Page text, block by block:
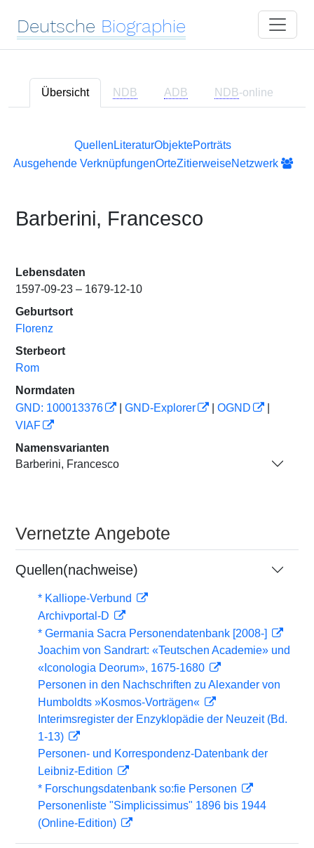
Deutsche Biographie
Übersicht NDB ADB NDB-online
Quellen LiteraturObjektePorträts
Ausgehende VerknüpfungenOrteZitierweiseNetzwerk
Barberini, Francesco
Lebensdaten
1597-09-23 – 1679-12-10
Geburtsort
Florenz
Sterbeort
Rom
Normdaten
GND: 100013376
GND-Explorer OGND
VIAF
Namensvarianten
Barberini, Francesco
Vernetzte Angebote
Quellen(nachweise)
* Kalliope-Verbund
Archivportal-D
* Germania Sacra Personendatenbank [2008-]
Joachim von Sandrart: «Teutschen Academie» und
«Iconologia Deorum», 1675-1680
Personen in den Nachschriften zu Alexander von
Humboldts »Kosmos-Vorträgen«
Interimsregister der Enzyklopädie der Neuzeit (Bd.
1-13)
Personen- und Korrespondenz-Datenbank der
Leibniz-Edition
* Forschungsdatenbank so:fie Personen
Personenliste "Simplicissimus" 1896 bis 1944
(Online-Edition)